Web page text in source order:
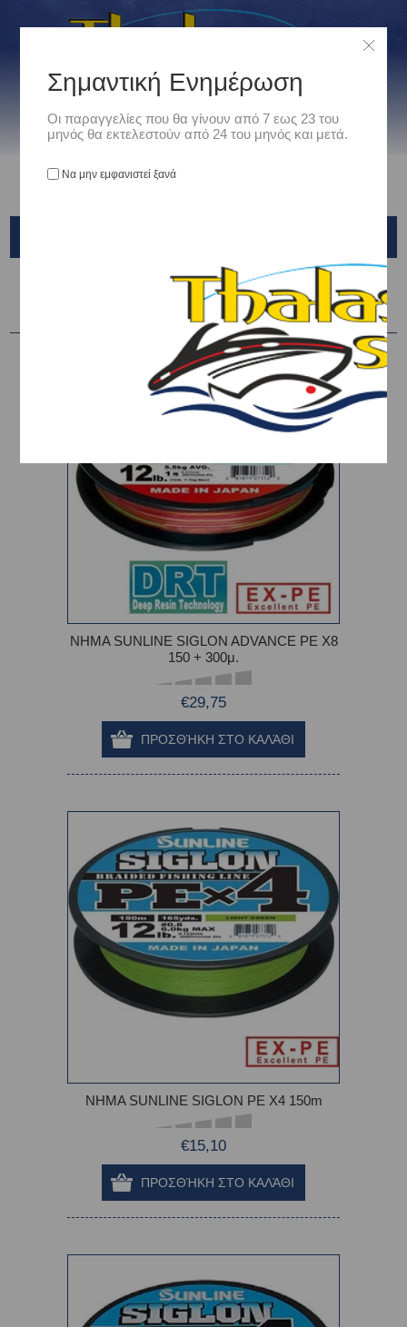
ΝΗΜΑ SUNLINE SIGLON ADVANCE PE X8
150 + 300μ.
€29,75
ΝΗΜΑ SUNLINE SIGLON PE X4 150m
€15,10
Σημαντική Ενημέρωση
Οι παραγγελίες που θα γίνουν από 7 εως 23 του
μηνός θα εκτελεστούν από 24 του μηνός και μετά.
Να μην εμφανιστεί ξανά